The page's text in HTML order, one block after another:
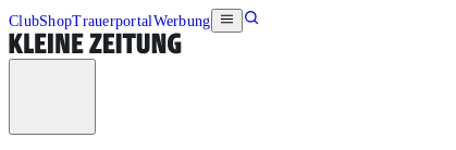
ClubShopTrauerportalWerbung